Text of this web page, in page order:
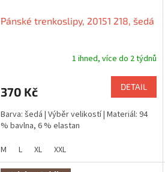
Pánské trenkoslipy, 20151 218, šedá
1 ihned, více do 2 týdnů
370 Kč DETAIL
Barva: šedá | Výběr velikostí | Materiál: 94
% bavlna, 6 % elastan
M
L XL XXL